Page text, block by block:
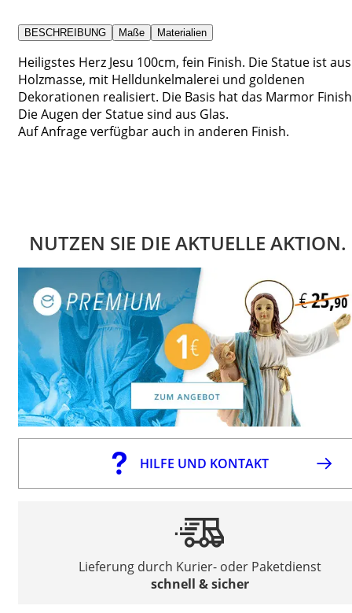
BESCHREIBUNG Maße Materialien
Heiligstes Herz Jesu 100cm, fein Finish. Die Statue ist aus
Holzmasse, mit Helldunkelmalerei und goldenen
Dekorationen realisiert. Die Basis hat das Marmor
Die Augen der Statue sind aus Glas.
Auf Anfrage verfügbar auch in anderen Finish.
NUTZEN SIE DIE AKTUELLE AKTION.
HILFE UND KONTAKT
Lieferung durch Kurier- oder Paketdienst
schnell & sicher